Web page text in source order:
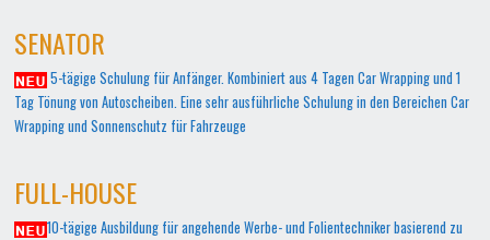
SENATOR
5-tägige Schulung für Anfänger. Kombiniert aus 4 Tagen Car Wrapping und 1
Tag Tönung von Autoscheiben. Eine sehr ausführliche Schulung in den Bereichen Car
Wrapping und Sonnenschutz für Fahrzeuge
FULL-HOUSE
10-tägige Ausbildung für angehende Werbe- und Folientechniker basierend zu